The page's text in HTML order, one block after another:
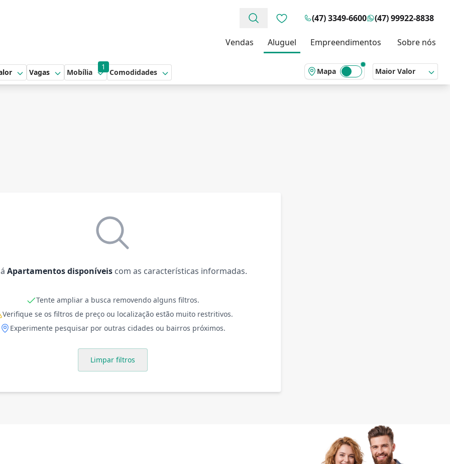
Favoritos (0 itens)
(47) 3349-6600 (47) 99922-8838
Vendas Aluguel Empreendimentos Sobre nós
Vagas
1
Mobília Comodidades Mapa Maior Valor
Apartamentos disponíveis com as características informadas.
Tente ampliar a busca removendo alguns filtros.
Verifique se os filtros de preço ou localização estão muito restritivos.
Experimente pesquisar por outras cidades ou bairros próximos.
Limpar filtros